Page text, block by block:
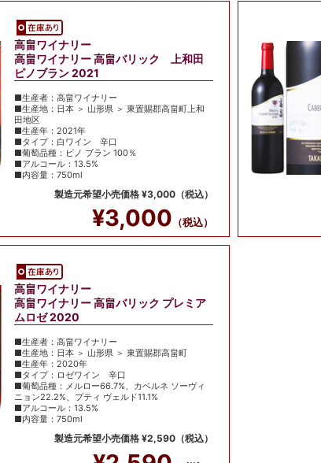
高畠ワイナリー
高畠ワイナリー 高畠バリック 上和田
ピノブラン 2021
■生産者：高畠ワイナリー
■生産地：日本 ＞ 山形県 ＞ 東置賜郡高畠町上和
田地区
■生産年：2021年
■タイプ：白ワイン 辛口
■葡萄品種：ピノ ブラン 100％
■アルコール：13.5%
■内容量：750ml
製造元希望小売価格 ¥3,000（税込）
¥3,000 （税込）
高畠ワイナリー
高畠ワイナリー 高畠バリック プレミア
ムロゼ 2020
■生産者：高畠ワイナリー
■生産地：日本 ＞ 山形県 ＞ 東置賜郡高畠町
■生産年：2020年
■タイプ：ロゼワイン 辛口
■葡萄品種：メルロー66.7%、カベルネ ソーヴィ
ニョン22.2%、プティ ヴェルド11.1%
■アルコール：13.5%
■内容量：750ml
製造元希望小売価格 ¥2,590（税込）